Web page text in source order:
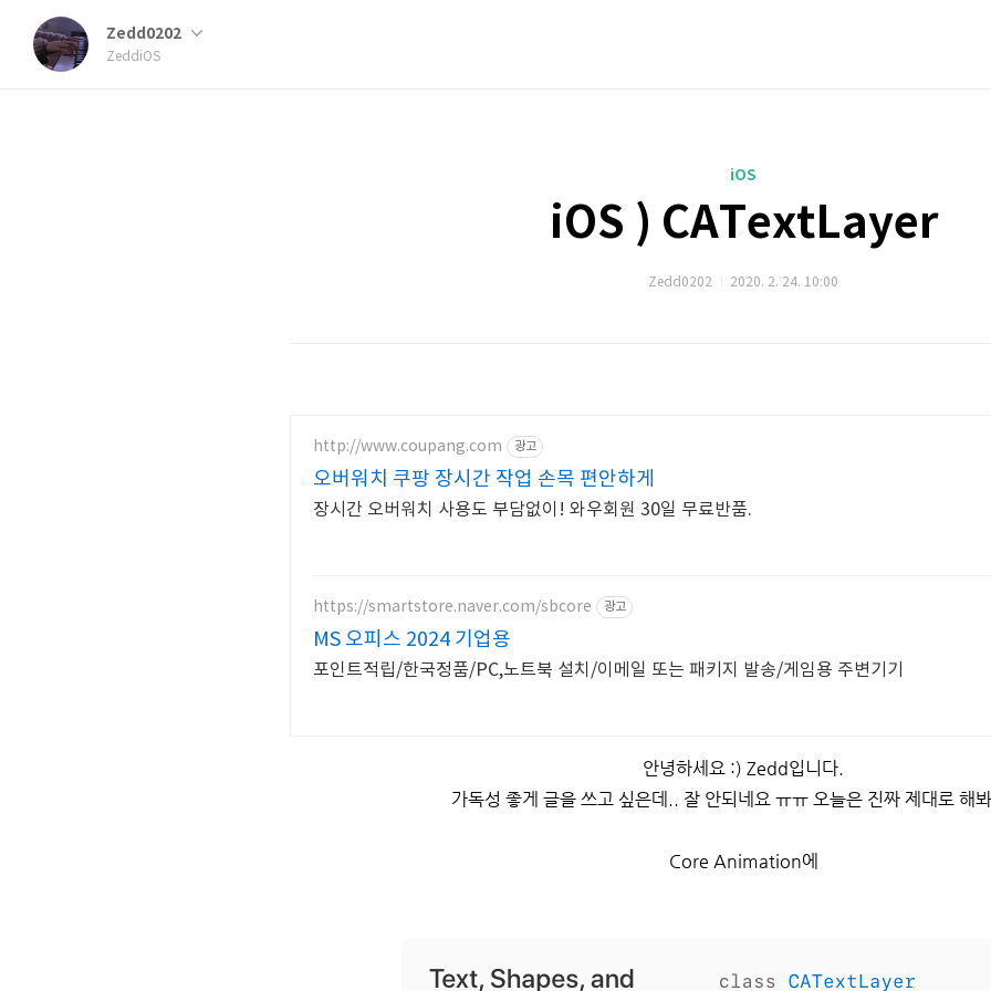
Zedd0202
ZeddiOS
iOS
iOS ) CATextLayer
Zedd0202 2020. 2. 24. 10:00
http://www.coupang.com 광고
오버워치 쿠팡 장시간 작업 손목 편안하게
장시간 오버워치 사용도 부담없이! 와우회원 30일 무료반품.
https://smartstore.naver.com/sbcore 광고
MS 오피스 2024 기업용
포인트적립/한국정품/PC,노트북 설치/이메일 또는 패키지 발송/게임용 주변기기
안녕하세요 :) Zedd입니다.
가독성 좋게 글을 쓰고 싶은데.. 잘 안되네요 ㅠㅠ 오늘은 진짜 제대로 해
Core Animation에